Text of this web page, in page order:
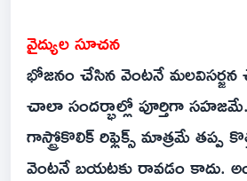
వైద్యుల సూచన
భోజనం చేసిన వెంటనే
చాలా సందర్భాల్లో పూర్తిగా
గాస్ట్రోకొలిక్‌ రిఫ్లెక్స్‌ మాత్రమే తప్ప
వెంటనే బయటకు రావడం కాదు.